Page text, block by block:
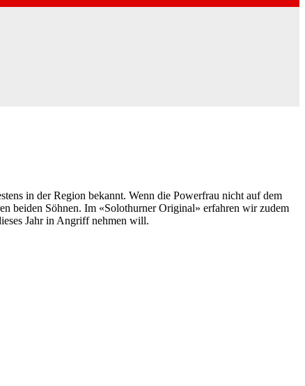
in der Region bekannt. Wenn die Powerfrau nicht auf dem
beiden Söhnen. Im «Solothurner Original» erfahren wir zudem
Jahr in Angriff nehmen will.